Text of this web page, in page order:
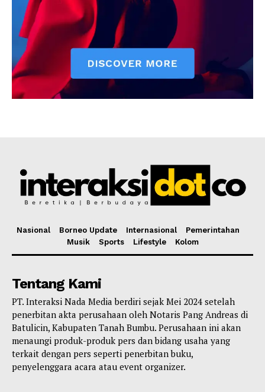
Nasional Borneo Update Internasional
Pemerintahan
Musik
Sports Lifestyle Kolom
Tentang Kami
PT. Interaksi Nada Media berdiri sejak Mei 2024 setelah
penerbitan akta perusahaan oleh Notaris Pang Andreas di
Batulicin, Kabupaten Tanah Bumbu. Perusahaan ini akan
menaungi produk-produk pers dan bidang usaha yang
terkait dengan pers seperti penerbitan buku,
penyelenggara acara atau event organizer.